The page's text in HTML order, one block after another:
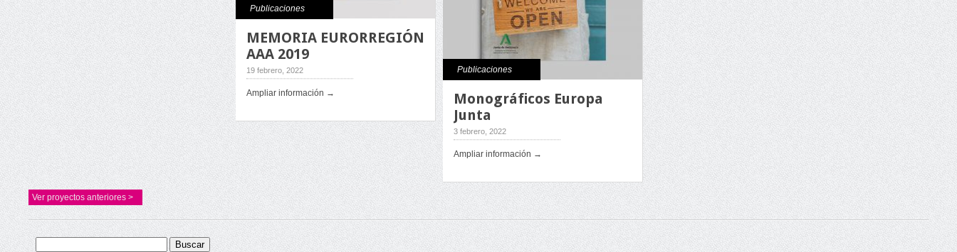
Publicaciones
MEMORIA EURORREGIÓN
AAA 2019
19 febrero, 2022
Ampliar información →
Publicaciones
Monográficos Europa
Junta
3 febrero, 2022
Ampliar información →
Ver proyectos anteriores >